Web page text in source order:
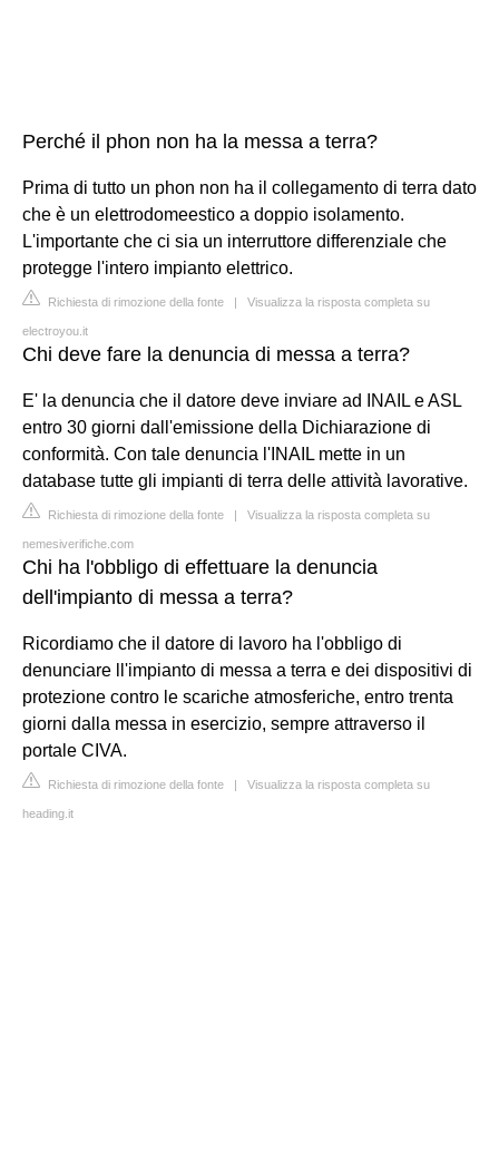
Perché il phon non ha la messa a terra?
Prima di tutto un phon non ha il collegamento di terra dato
che è un elettrodomeestico a doppio isolamento.
L'importante che ci sia un interruttore differenziale che
protegge l'intero impianto elettrico.
Richiesta di rimozione della fonte | Visualizza la risposta completa su
electroyou.it
Chi deve fare la denuncia di messa a terra?
E' la denuncia che il datore deve inviare ad INAIL e ASL
entro 30 giorni dall'emissione della Dichiarazione di
conformità. Con tale denuncia l'INAIL mette in un
database tutte gli impianti di terra delle attività lavorative.
Richiesta di rimozione della fonte | Visualizza la risposta completa su
nemesiverifiche.com
Chi ha l'obbligo di effettuare la denuncia
dell'impianto di messa a terra?
Ricordiamo che il datore di lavoro ha l'obbligo di
denunciare ll'impianto di messa a terra e dei dispositivi di
protezione contro le scariche atmosferiche, entro trenta
giorni dalla messa in esercizio, sempre attraverso il
portale CIVA.
Richiesta di rimozione della fonte | Visualizza la risposta completa su
heading.it